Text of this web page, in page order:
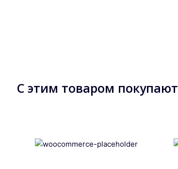
С этим товаром покупают